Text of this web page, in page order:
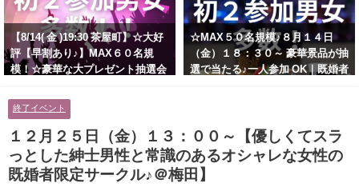
【8/14( 金 )19:30 茶屋町】☆大好
評【早割あり♪】MAX６０名規
模！☆豪華な大プレゼント抽選会
男性とオシャレ好きで落ち着いた
大人女性の既婚者限定ビッグパー
ティー♪＠茶屋町】
☆MAX５０名規模♪８月１４日
（金）１８：３０～ 豪華景品が抽
選で当たる♪一人参加 OK｜既婚者
女性の既婚者限定ビッグパーティ
ー♪＠池袋】
終了イベント
１２月２５日（金）１３：００～【優しくてスラ
っとした紳士男性と常識のあるオシャレな女性の
既婚者限定サークル♪＠梅田】